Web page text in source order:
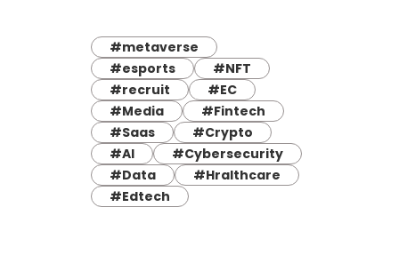
#metaverse
#esports
#NFT
#recruit
#EC
#Media
#Fintech
#Saas
#Crypto
#AI
#Cybersecurity
#Data
#Hralthcare
#Edtech